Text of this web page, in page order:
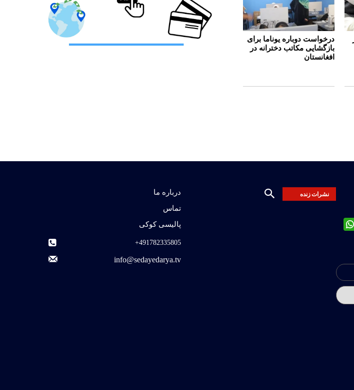
درخواست دوباره یوناما برای
بازگشایی مکاتب دخترانه در
افغانستان
درباره ما
تماس
پالیسی کوکی
491782335805+
info@sedayedarya.tv
نشرات زنده